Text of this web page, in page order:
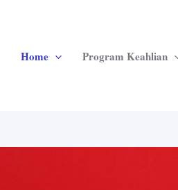
Home Program Keahlian